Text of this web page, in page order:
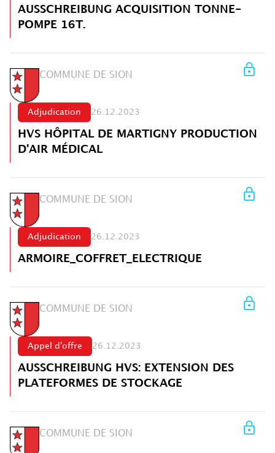
AUSSCHREIBUNG ACQUISITION TONNE-
POMPE 16T.
COMMUNE DE SION
Adjudication 26.12.2023
HVS HÔPITAL DE MARTIGNY PRODUCTION
D'AIR MÉDICAL
COMMUNE DE SION
Adjudication 26.12.2023
ARMOIRE_COFFRET_ELECTRIQUE
COMMUNE DE SION
Appel d'offre 26.12.2023
AUSSCHREIBUNG HVS: EXTENSION DES
PLATEFORMES DE STOCKAGE
COMMUNE DE SION